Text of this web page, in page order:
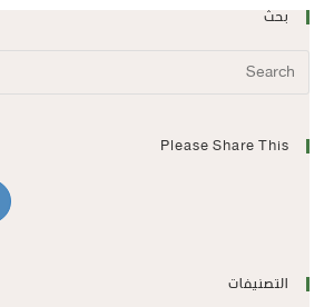
بحث
Please Share This
التصنيفات